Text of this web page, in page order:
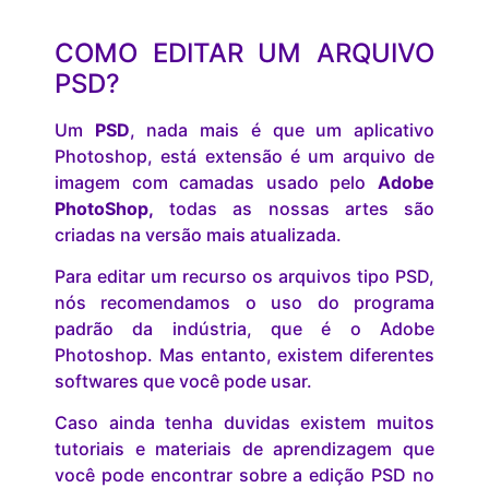
COMO EDITAR UM ARQUIVO
PSD?
Um PSD, nada mais é que um aplicativo
Photoshop, está extensão é um arquivo de
imagem com camadas usado pelo Adobe
PhotoShop, todas as nossas artes são
criadas na versão mais atualizada.
Para editar um recurso os arquivos tipo PSD,
nós recomendamos o uso do programa
padrão da indústria, que é o Adobe
Photoshop. Mas entanto, existem diferentes
softwares que você pode usar.
Caso ainda tenha duvidas existem muitos
tutoriais e materiais de aprendizagem que
você pode encontrar sobre a edição PSD no